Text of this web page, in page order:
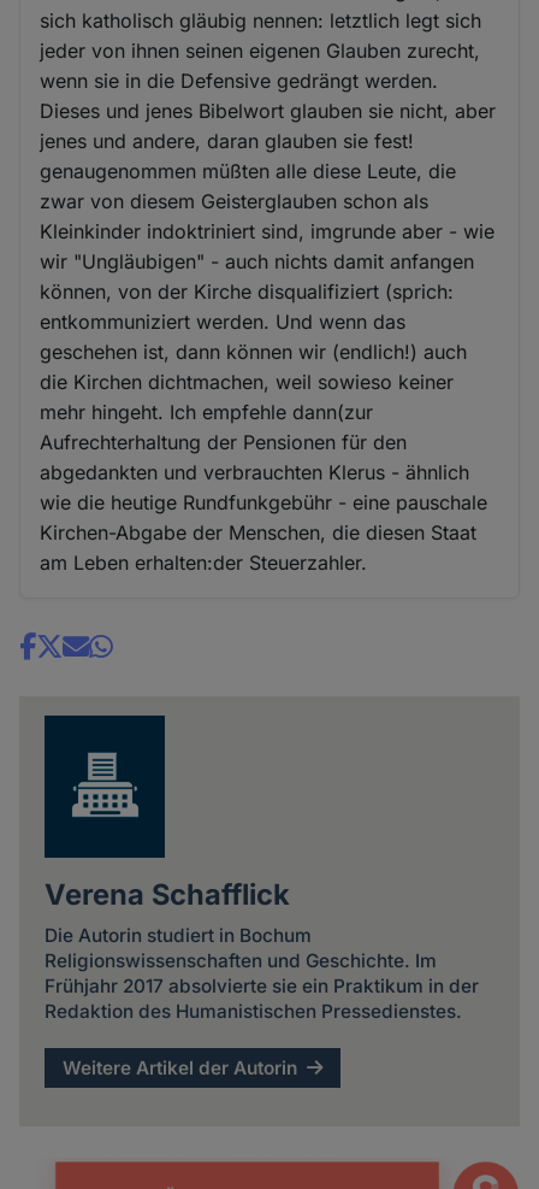
sich katholisch gläubig nennen: letztlich legt sich
jeder von ihnen seinen eigenen Glauben zurecht,
wenn sie in die Defensive gedrängt werden.
Dieses und jenes Bibelwort glauben sie nicht, aber
jenes und andere, daran glauben sie fest!
genaugenommen müßten alle diese Leute, die
zwar von diesem Geisterglauben schon als
Kleinkinder indoktriniert sind, imgrunde aber - wie
wir "Ungläubigen" - auch nichts damit anfangen
können, von der Kirche disqualifiziert (sprich:
entkommuniziert werden. Und wenn das
geschehen ist, dann können wir (endlich!) auch
die Kirchen dichtmachen, weil sowieso keiner
mehr hingeht. Ich empfehle dann(zur
Aufrechterhaltung der Pensionen für den
abgedankten und verbrauchten Klerus - ähnlich
wie die heutige Rundfunkgebühr - eine pauschale
Kirchen-Abgabe der Menschen, die diesen Staat
am Leben erhalten:der Steuerzahler.
Share
Verena Schafflick
Die Autorin studiert in Bochum
Religionswissenschaften und Geschichte. Im
Frühjahr 2017 absolvierte sie ein Praktikum in der
Redaktion des Humanistischen Pressedienstes.
Weitere Artikel der Autorin